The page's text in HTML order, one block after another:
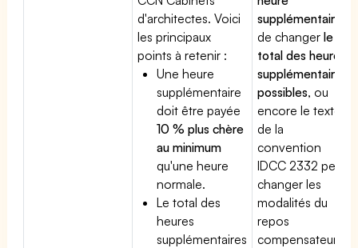
d'architectes. Voici
les principaux
points à retenir :
Une heure
supplémentaire
doit être payée
10 % plus chère
au minimum
qu'une heure
normale.
Le total des
heures
supplémentaires
supplémentaire
de changerle
total des heures
supplémentaires
possibles, ou
encore le texte
de la
convention
IDCC 2332 peut
changer les
modalités du
repos
compensateur.